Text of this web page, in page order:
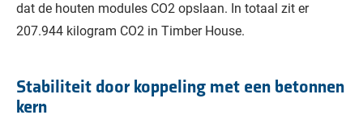
dat de houten modules CO2 opslaan. In totaal zit er
207.944 kilogram CO2 in Timber House.
Stabiliteit door koppeling met een betonnen
kern